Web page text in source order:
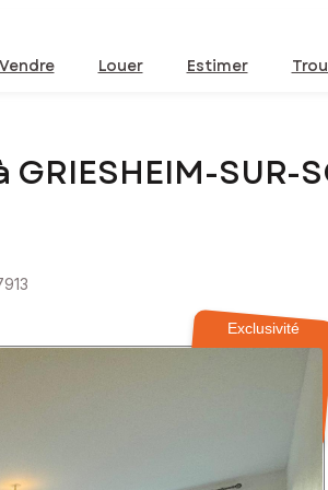
Vendre Louer Estimer
SUR-
Exclusivité